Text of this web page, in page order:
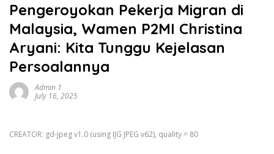
Pengeroyokan Pekerja Migran di
Malaysia, Wamen P2MI Christina
Aryani: Kita Tunggu Kejelasan
Persoalannya
Admin 1
July 16, 2025
CREATOR: gd-jpeg v1.0 (using IJG JPEG v62), quality = 80